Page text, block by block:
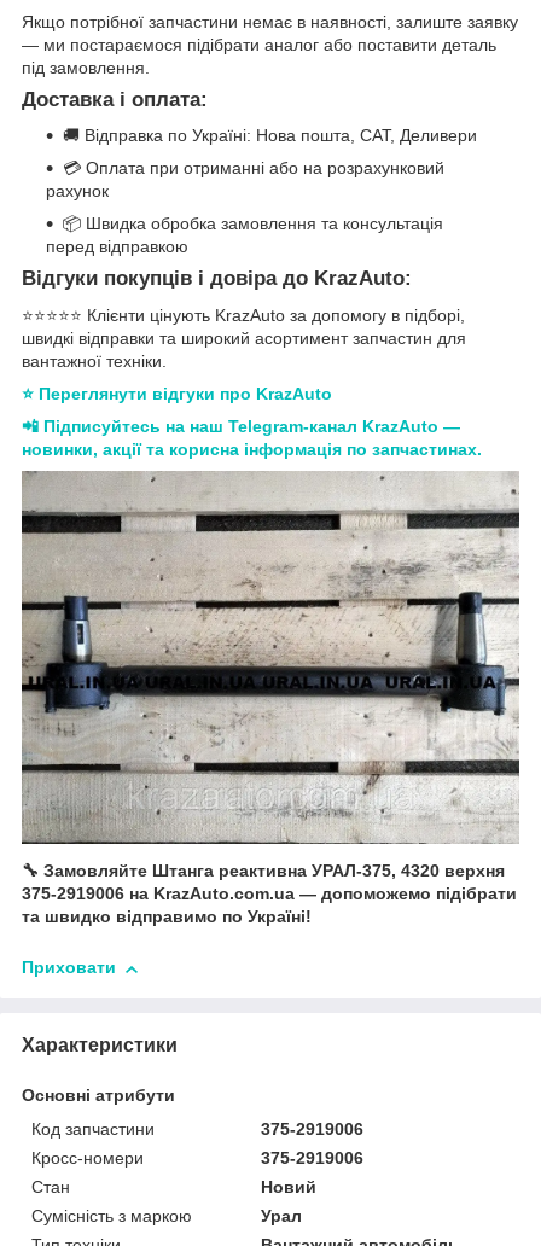
Якщо потрібної запчастини немає в наявності, залиште заявку
— ми постараємося підібрати аналог або поставити деталь
під замовлення.
Доставка і оплата:
🚚 Відправка по Україні: Нова пошта, САТ, Деливери
💳 Оплата при отриманні або на розрахунковий
рахунок
📦 Швидка обробка замовлення та консультація
перед відправкою
Відгуки покупців і довіра до KrazAuto:
⭐️⭐️⭐️⭐️⭐️ Клієнти цінують KrazAuto за допомогу в підборі,
швидкі відправки та широкий асортимент запчастин для
вантажної техніки.
⭐ Переглянути відгуки про KrazAuto
📲 Підписуйтесь на наш Telegram-канал KrazAuto —
новинки, акції та корисна інформація по запчастинах.
🔧 Замовляйте Штанга реактивна УРАЛ-375, 4320 верхня
375-2919006 на KrazAuto.com.ua — допоможемо підібрати
та швидко відправимо по Україні!
Приховати
Характеристики
Основні атрибути
Код запчастини
375-2919006
Кросс-номери
375-2919006
Стан
Новий
Сумісність з маркою
Урал